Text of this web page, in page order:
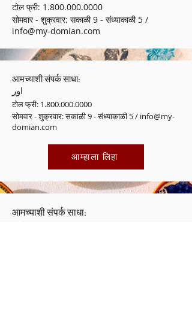
टोल फ्री: 1.800.000.0000
सोमवार - शुक्रवार: सकाळी 9 - संध्याकाळी 5 /
info@my-domian.com
आमच्याशी संपर्क साधा:
اور
टोल फ्री: 1.800.000.0000
सोमवार - शुक्रवार: सकाळी 9 - संध्याकाळी 5 / info@my-
domian.com
आम्हाला लिहा
आमच्याशी संपर्क साधा:
اور